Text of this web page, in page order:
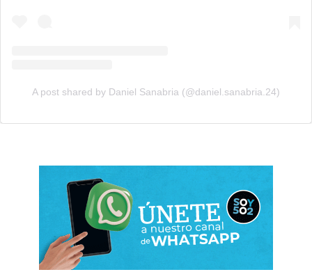
A post shared by Daniel Sanabria (@daniel.sanabria.24)